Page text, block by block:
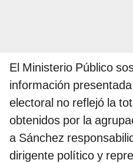
El Ministerio Público
información
electoral no reflejó la
obtenidos por la
a Sánchez
dirigente político y